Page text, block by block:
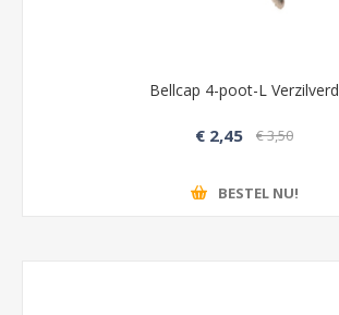
Bellcap 4-poot-L Verzilverd
€ 2,45 € 3,50
BESTEL NU!